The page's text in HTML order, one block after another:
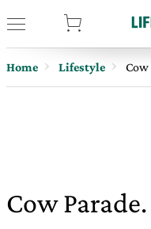
Home Lifestyle Cow
Cow